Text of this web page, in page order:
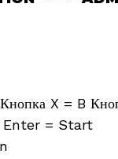
X = B
Enter = Start